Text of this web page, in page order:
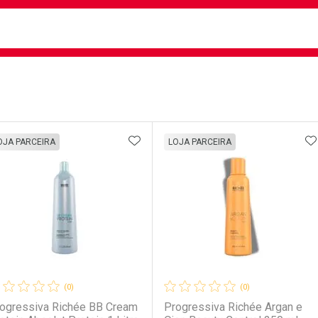
(0)
Richée BB Cream
PARCEIRA ADICIONAR AOS FAVORITOS
(0)
Progressiva Richée Argan e
LOJA PARCEIRA